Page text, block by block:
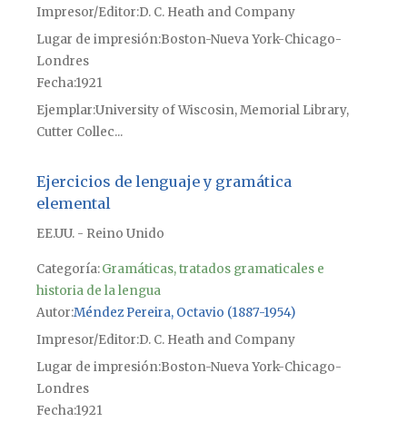
Impresor/Editor D. C. Heath and Company
Lugar de impresiónBoston-Nueva York-Chicago-
Londres
Fecha1921
Ejemplar University of Wiscosin, Memorial Library,
Cutter Collec...
Ejercicios de lenguaje y gramática
elemental
EE.UU. - Reino Unido
Categoría:Gramáticas, tratados gramaticales e
historia de la lengua
Autor Méndez Pereira, Octavio (1887-1954)
Impresor/Editor D. C. Heath and Company
Lugar de impresiónBoston-Nueva York-Chicago-
Londres
Fecha1921